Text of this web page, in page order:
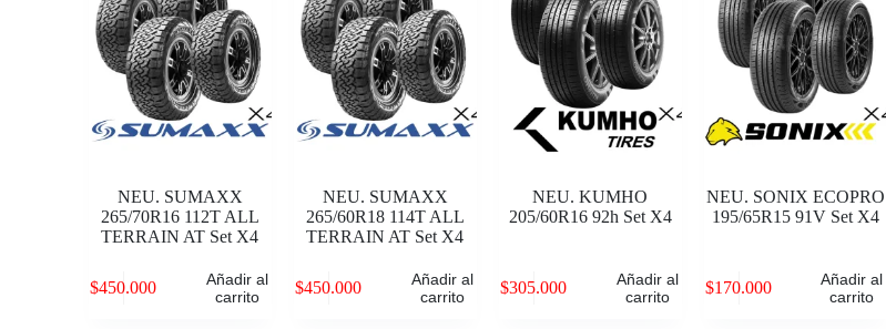
NEU. SUMAXX
265/70R16 112T ALL
TERRAIN AT Set X4
$450.000
Añadir al
carrito
NEU. SUMAXX
265/60R18 114T ALL
TERRAIN AT Set X4
$450.000
Añadir al
carrito
NEU. KUMHO
205/60R16 92h Set X4
$305.000
Añadir al
carrito
NEU. SONIX ECOPRO
195/65R15 91V Set X4
$170.000
Añadir al
carrito